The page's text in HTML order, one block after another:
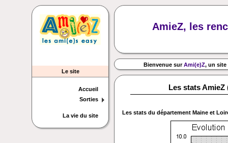
Le site
Accueil
Sorties
La vie du site
AmieZ, les
Bienvenue surAmi(e)Z, un site
Les stats AmieZ
Les stats du département Maine et